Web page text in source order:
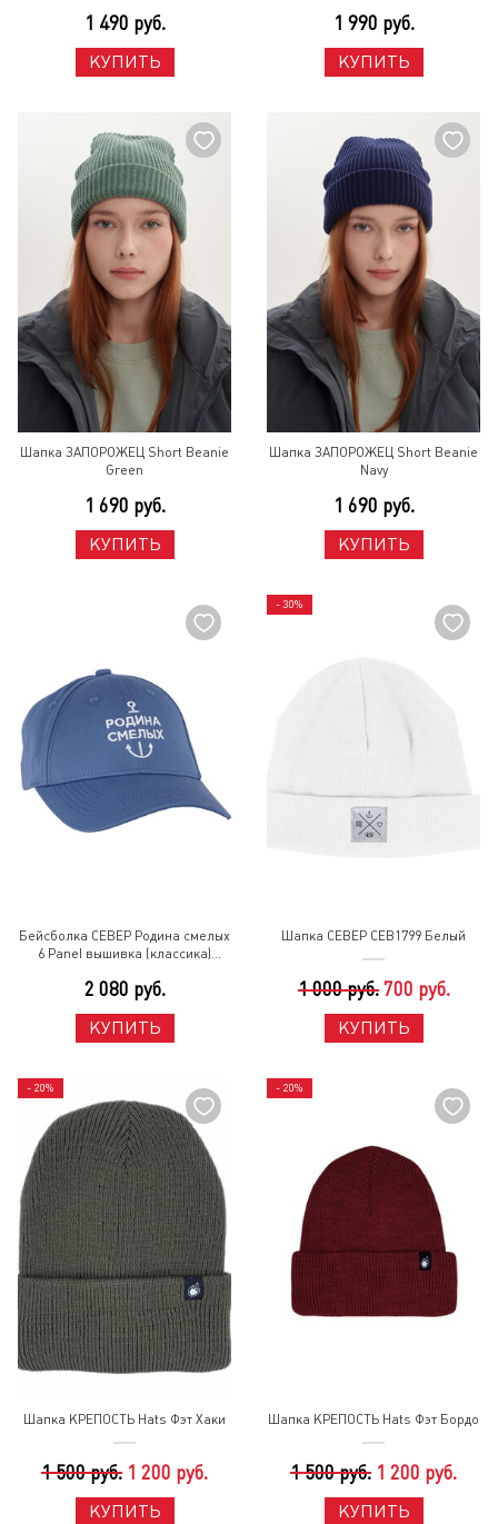
1 490 руб.
КУПИТЬ
1 990 руб.
КУПИТЬ
Шапка ЗАПОРОЖЕЦ Short Beanie
Green
1 690 руб.
КУПИТЬ
Шапка ЗАПОРОЖЕЦ Short Beanie
Navy
1 690 руб.
КУПИТЬ
Бейсболка СЕВЕР Родина смелых
6 Panel вышивка (классика)
2 080 руб.
КУПИТЬ
- 30%
Шапка СЕВЕР СЕВ1799 Белый
1 000 руб. 700 руб.
КУПИТЬ
- 20%
Шапка КРЕПОСТЬ Hats Фэт Хаки
1 500 руб. 1 200 руб.
КУПИТЬ
- 20%
Шапка КРЕПОСТЬ Hats Фэт Бордо
1 500 руб. 1 200 руб.
КУПИТЬ